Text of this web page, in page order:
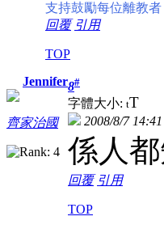
支持鼓勵每位離教者
回覆 引用
TOP
Jennifer
齊家治國
8#
字體大小: tT
2008/8/7 14:41
係人
回覆 引用
TOP